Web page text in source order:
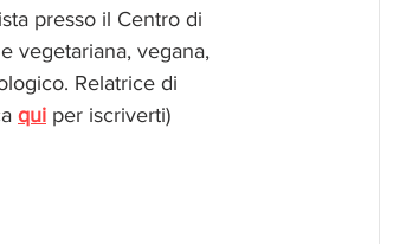
presso il Centro di
vegetariana, vegana,
Relatrice di
qui per iscriverti)